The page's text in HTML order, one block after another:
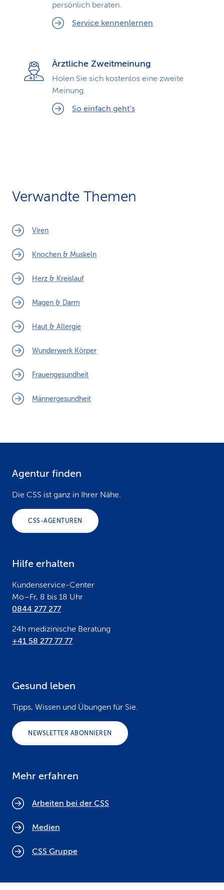
persönlich beraten.
Service kennenlernen
Ärztliche Zweitmeinung
Holen Sie sich kostenlos eine zweite
Meinung.
So einfach geht's
Verwandte Themen
Viren
Knochen & Muskeln
Herz & Kreislauf
Magen & Darm
Haut & Allergie
Wunderwerk Körper
Frauengesundheit
Männergesundheit
Agentur finden
Die CSS ist ganz in Ihrer Nähe.
CSS-AGENTUREN
Hilfe erhalten
Kundenservice-Center
Mo–Fr, 8 bis 18 Uhr
0844 277 277
24h medizinische Beratung
+41 58 277 77 77
Gesund leben
Tipps, Wissen und Übungen für Sie.
NEWSLETTER ABONNIEREN
Mehr erfahren
Arbeiten bei der CSS
Medien
CSS Gruppe